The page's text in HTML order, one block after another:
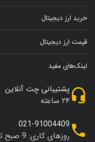
خرید ارز دیجیتال
قیمت ارز دیجیتال
لینک‌های مفید
پشتیبانی چت آنلاین
۲۴ ساعته
021-91004409
روزهای کاری: 9 صبح تا 7 شب